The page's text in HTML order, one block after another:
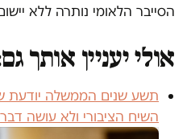
הסייבר הלאומי נותרה ללא
אולי יעניין אותך
תשע שנים הממשלה יודעת
השיח הציבורי ולא עושה דבר